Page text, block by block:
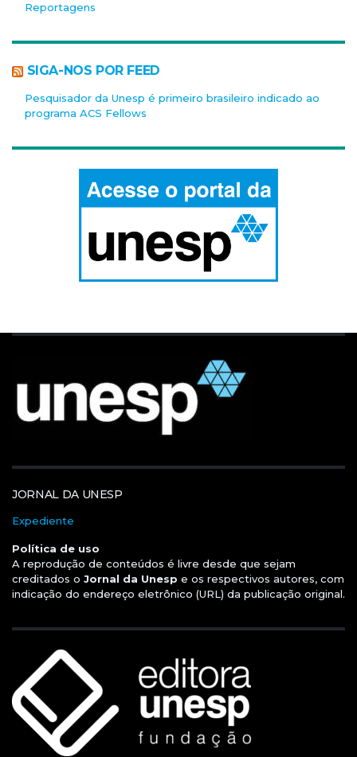
Reportagens
SIGA-NOS POR FEED
Pesquisador da Unesp é primeiro brasileiro indicado ao
programa ACS Fellows
JORNAL DA UNESP
Expediente
Política de uso
A reprodução de conteúdos é livre desde que sejam
creditados o Jornal da Unesp e os respectivos autores, com
indicação do endereço eletrônico (URL) da publicação original.